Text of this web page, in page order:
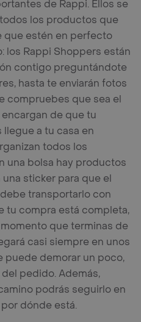
de Rappi. Ellos se
los productos que
que estén en perfecto
los Rappi Shoppers están
contigo preguntándote
hasta te enviarán fotos
compruebes que sea el
de que tu
a tu casa en
todos los
una bolsa hay productos
sticker para que el
transportarlo con
tu compra está completa,
que terminas de
casi siempre en unos
puede demorar un poco,
pedido. Además,
podrás seguirlo en
dónde está.